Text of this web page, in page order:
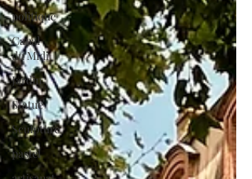
politique
Canal
du Midi
Jardin
Statue
Sculpture
pastel